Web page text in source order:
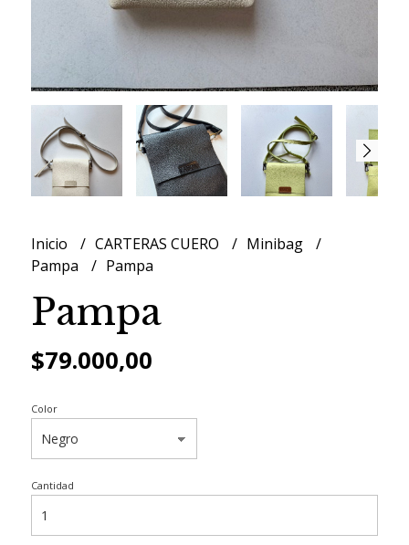
Inicio CARTERAS CUERO
Minibag
Pampa
Pampa
Pampa
$79.000,00
Color
Cantidad